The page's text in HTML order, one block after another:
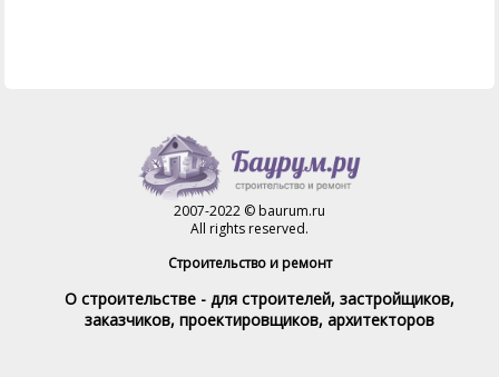
2007-2022 © baurum.ru
All rights reserved.
Строительство и ремонт
О строительстве - для строителей, застройщиков,
заказчиков, проектировщиков, архитекторов